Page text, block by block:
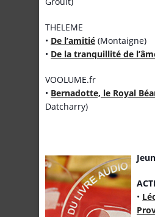
THELEME
• De l’amitié (Montaigne)
• De la tranquillité de
VOOLUME.fr
• Bernadotte, le Royal
Datcharry)
•